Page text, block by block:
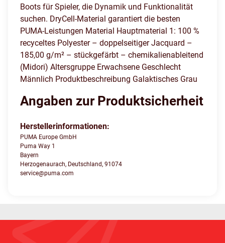
Boots für Spieler, die Dynamik und Funktionalität
suchen. DryCell-Material garantiert die besten
PUMA-Leistungen Material Hauptmaterial 1: 100 %
recyceltes Polyester – doppelseitiger Jacquard –
185,00 g/m² – stückgefärbt – chemikalienableitend
(Midori) Altersgruppe Erwachsene Geschlecht
Männlich Produktbeschreibung Galaktisches Grau
Angaben zur Produktsicherheit
Herstellerinformationen:
PUMA Europe GmbH
Puma Way 1
Bayern
Herzogenaurach, Deutschland, 91074
service@puma.com